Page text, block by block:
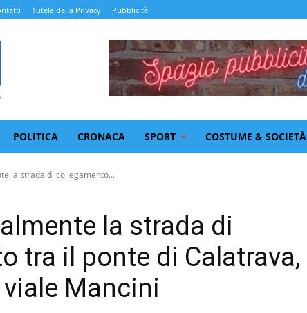
Tutela della Privacy Pubblicità
POLITICA CRONACA SPORT COSTUME & SOCIETÀ
la strada di collegamento...
la strada di
tra il ponte di Calatrava,
Mancini